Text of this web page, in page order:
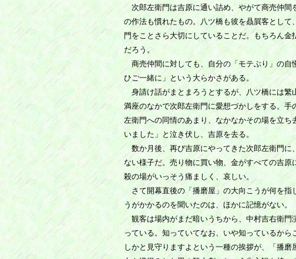
次郎左衛門は吉原に通い詰め、やがて商売仲間
の作法も慣れたもの。八ツ橋も彼を贔屓客とし
門をことさら大切にしていることだ。もちろん
だろう。
商売仲間に対しても、自分の「モテぶり」の自
ひご一緒に」という大らかさがある。
身請け話がまとまろうとするが、八ツ橋には繁
満座のなかで次郎左衛門に愛想づかしをする。
左衛門への同情のあまり、なかなかその場を立
いました」と泣き伏し、吉原を去る。
数か月後、再び吉原にやってきた次郎左衛門に
ない様子だ。売り物に買い物、金がすべての吉
殺の場がいっそう痛ましく、哀しい。
さて開幕直後の「播磨屋」の大向こうが何を指
うがかかるのを聞いたのは、ほかに記憶がない。
観客は場内がまだ暗いうちから、中村吉右衛門
っている。知っていてなお、いや知っているか
しかと見守りますよという一種の挨拶が、「播